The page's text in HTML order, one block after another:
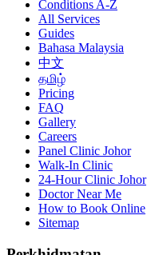
Conditions A-Z
All Services
Guides
Bahasa Malaysia
中文
தமிழ்
Pricing
FAQ
Gallery
Careers
Panel Clinic Johor
Walk-In Clinic
24-Hour Clinic Johor
Doctor Near Me
How to Book Online
Sitemap